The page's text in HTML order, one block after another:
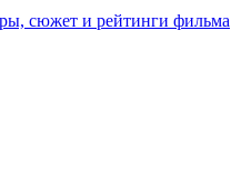
сюжет и рейтинги фильма